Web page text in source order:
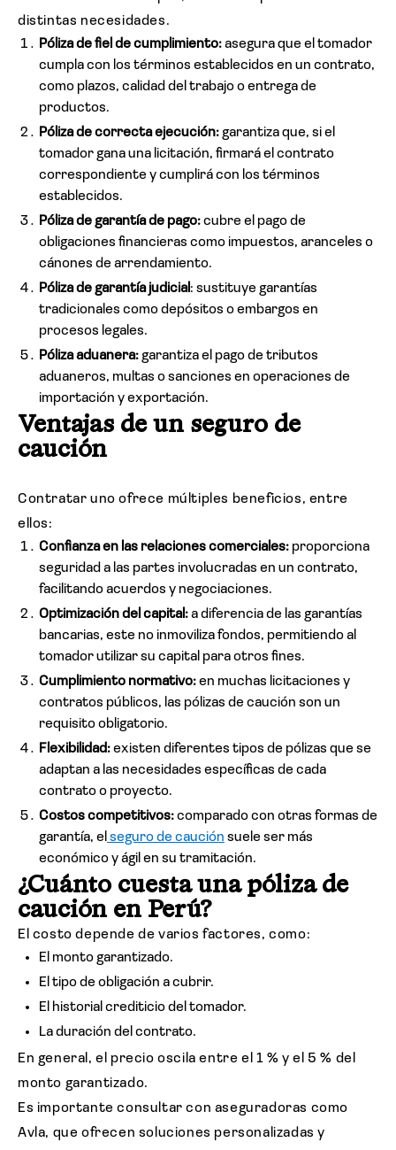
distintas necesidades.
Póliza de fiel de cumplimiento:asegura que el tomador
cumpla con los términos establecidos en un contrato,
como plazos, calidad del trabajo o entrega de
productos.
Póliza de correcta ejecución: garantiza que, si el
tomador gana una licitación, firmará el contrato
correspondiente y cumplirá con los términos
establecidos.
Póliza de garantía de pago:cubre el pago de
obligaciones financieras como impuestos, aranceles o
cánones de arrendamiento.
Póliza de garantía judicial: sustituye garantías
tradicionales como depósitos o embargos en
procesos legales.
Póliza aduanera: garantiza el pago de tributos
aduaneros, multas o sanciones en operaciones de
importación y exportación.
Ventajas de un seguro de
caución
Contratar uno ofrece múltiples beneficios, entre
ellos:
Confianza en las relaciones comerciales: proporciona
seguridad a las partes involucradas en un contrato,
facilitando acuerdos y negociaciones.
Optimización del capital:a diferencia de las garantías
bancarias, este no inmoviliza fondos, permitiendo al
tomador utilizar su capital para otros fines.
Cumplimiento normativo:en muchas licitaciones y
contratos públicos, las pólizas de caución son un
requisito obligatorio.
Flexibilidad:existen diferentes tipos de pólizas que se
adaptan a las necesidades específicas de cada
contrato o proyecto.
Costos competitivos:comparado con otras formas de
garantía, el seguro de caución suele ser más
económico y ágil en su tramitación.
¿Cuánto cuesta una póliza de
caución en Perú?
El costo depende de varios factores, como:
El monto garantizado.
El tipo de obligación a cubrir.
El historial crediticio del tomador.
La duración del contrato.
En general, el precio oscila entre el 1 % y el 5 % del
monto garantizado.
Es importante consultar con aseguradoras como
Avla, que ofrecen soluciones personalizadas y